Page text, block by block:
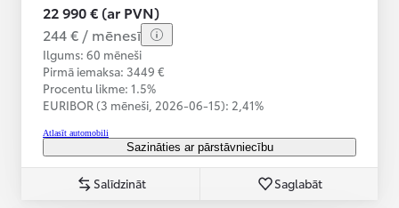
22 990 € (ar PVN)
244 € / mēnesī
Ilgums: 60 mēneši
Pirmā iemaksa: 3449 €
Procentu likme: 1.5%
EURIBOR (3 mēneši, 2026-06-15): 2,41%
Atlasīt automobili
Sazināties ar pārstāvniecību
Salīdzināt Saglabāt